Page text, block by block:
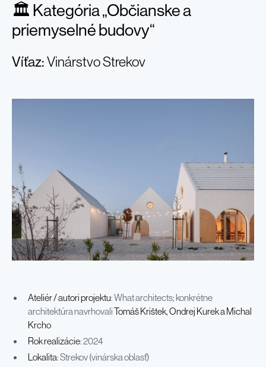
🏛 Kategória „Občianske a
priemyselné budovy“
Víťaz:Vinárstvo Strekov
Ateliér / autori projektu: What architects; konkrétne
architektúra navrhovaliTomáš Krištek, Ondrej Kurek a Michal
Krcho
Rok realizácie: 2024
Lokalita: Strekov (vinárska oblasť)